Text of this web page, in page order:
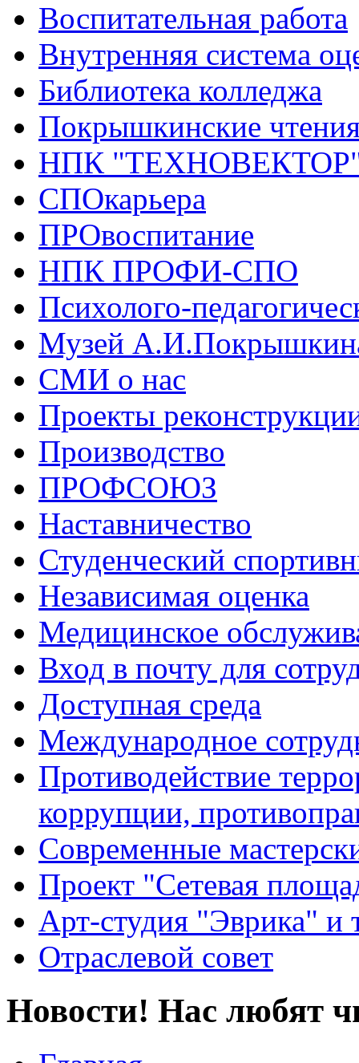
Воспитательная работа
Внутренняя система
Библиотека колледжа
Покрышкинские
НПК
СПОкарьера
ПРОвоспитание
НПК ПРОФИ-СПО
Психолого-
Музей
СМИ о нас
Проекты
Производство
ПРОФСОЮЗ
Наставничество
Студенческий
Независимая оценка
Медицинское
Вход в почту для
Доступная среда
Международное
Противодействие
коррупции,
Современные
Проект "Сетевая
Арт-студия "Эврика" и
Отраслевой совет
Новости! Нас любят